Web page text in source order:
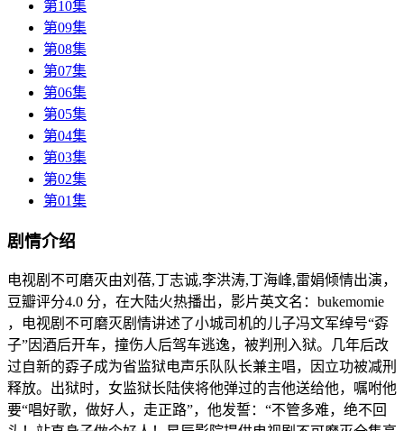
第10集
第09集
第08集
第07集
第06集
第05集
第04集
第03集
第02集
第01集
剧情介绍
电视剧不可磨灭由刘蓓,丁志诚,李洪涛,丁海峰,雷娟倾情出演，
豆瓣评分4.0 分，在大陆火热播出，影片英文名：bukemomie
，电视剧不可磨灭剧情讲述了小城司机的儿子冯文军绰号“孬
子”因酒后开车，撞伤人后驾车逃逸，被判刑入狱。几年后改
过自新的孬子成为省监狱电声乐队队长兼主唱，因立功被减刑
释放。出狱时，女监狱长陆侠将他弹过的吉他送给他，嘱咐他
要“唱好歌，做好人，走正路”，他发誓：“不管多难，绝不回